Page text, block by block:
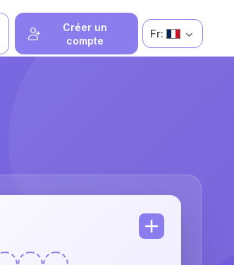
Créer un
compte
Fr: